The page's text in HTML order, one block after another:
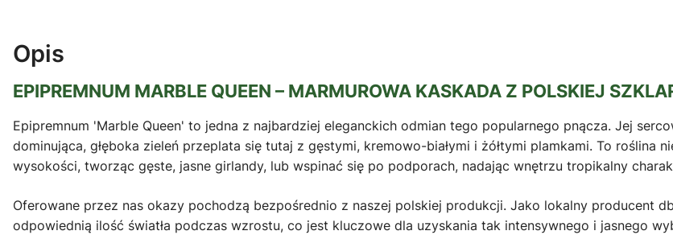
Opis
EPIPREMNUM MARBLE QUEEN – MARMUROWA KASKADA Z POLSKIEJ
Epipremnum 'Marble Queen' to jedna z najbardziej eleganckich odmian tego popularnego pnącza. Jej
dominująca, głęboka zieleń przeplata się tutaj z gęstymi, kremowo-białymi i żółtymi plamkami. To roślina
wysokości, tworząc gęste, jasne girlandy, lub wspinać się po podporach, nadając wnętrzu tropikalny
Oferowane przez nas okazy pochodzą bezpośrednio z naszej polskiej produkcji. Jako lokalny producent
odpowiednią ilość światła podczas wzrostu, co jest kluczowe dla uzyskania tak intensywnego i jasnego